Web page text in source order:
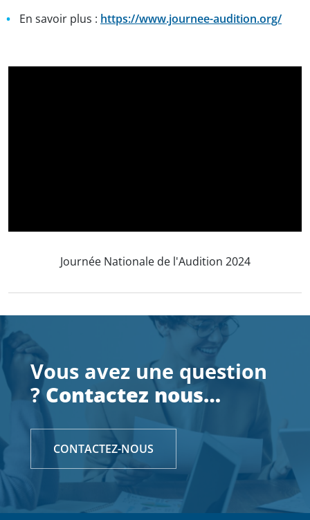
En savoir plus : https://www.journee-audition.org/
Journée Nationale de l'Audition 2024
Vous avez une question
?Contactez nous…
CONTACTEZ-NOUS